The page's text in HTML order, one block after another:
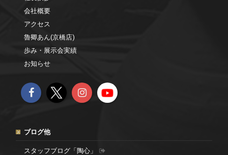
会社概要
アクセス
魯卿あん(京橋店)
歩み・展示会実績
お知らせ
ブログ他
スタッフブログ「陶心」